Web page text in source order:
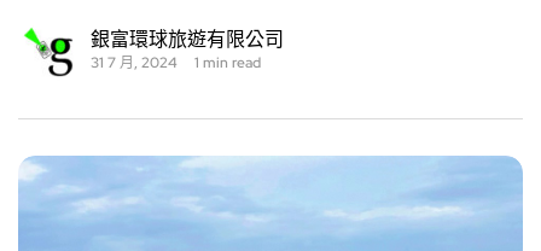
銀富環球旅遊有限公司
31 7 月, 2024 1 min read